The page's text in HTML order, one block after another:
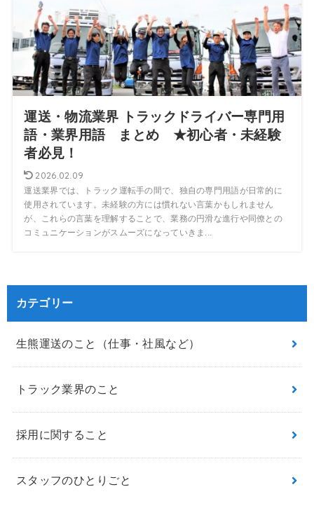
運送・物流業界 トラックドライバー専門用
語・業界用語 まとめ ★初心者・未経験
者必見！
2026.02.09
運送業界では、トラック運転手の間で、独自の専門用語が日常的に
使用されています。未経験の方には慣れない言葉かもしれません
が、これらの言葉を理解することで、業務の円滑な進行や同僚との
コミュニケーションがスムーズになっていきま...
カテゴリー
生熊運送のこと（仕事・社風など）
トラック業界のこと
採用に関すること
スタッフのひとりごと